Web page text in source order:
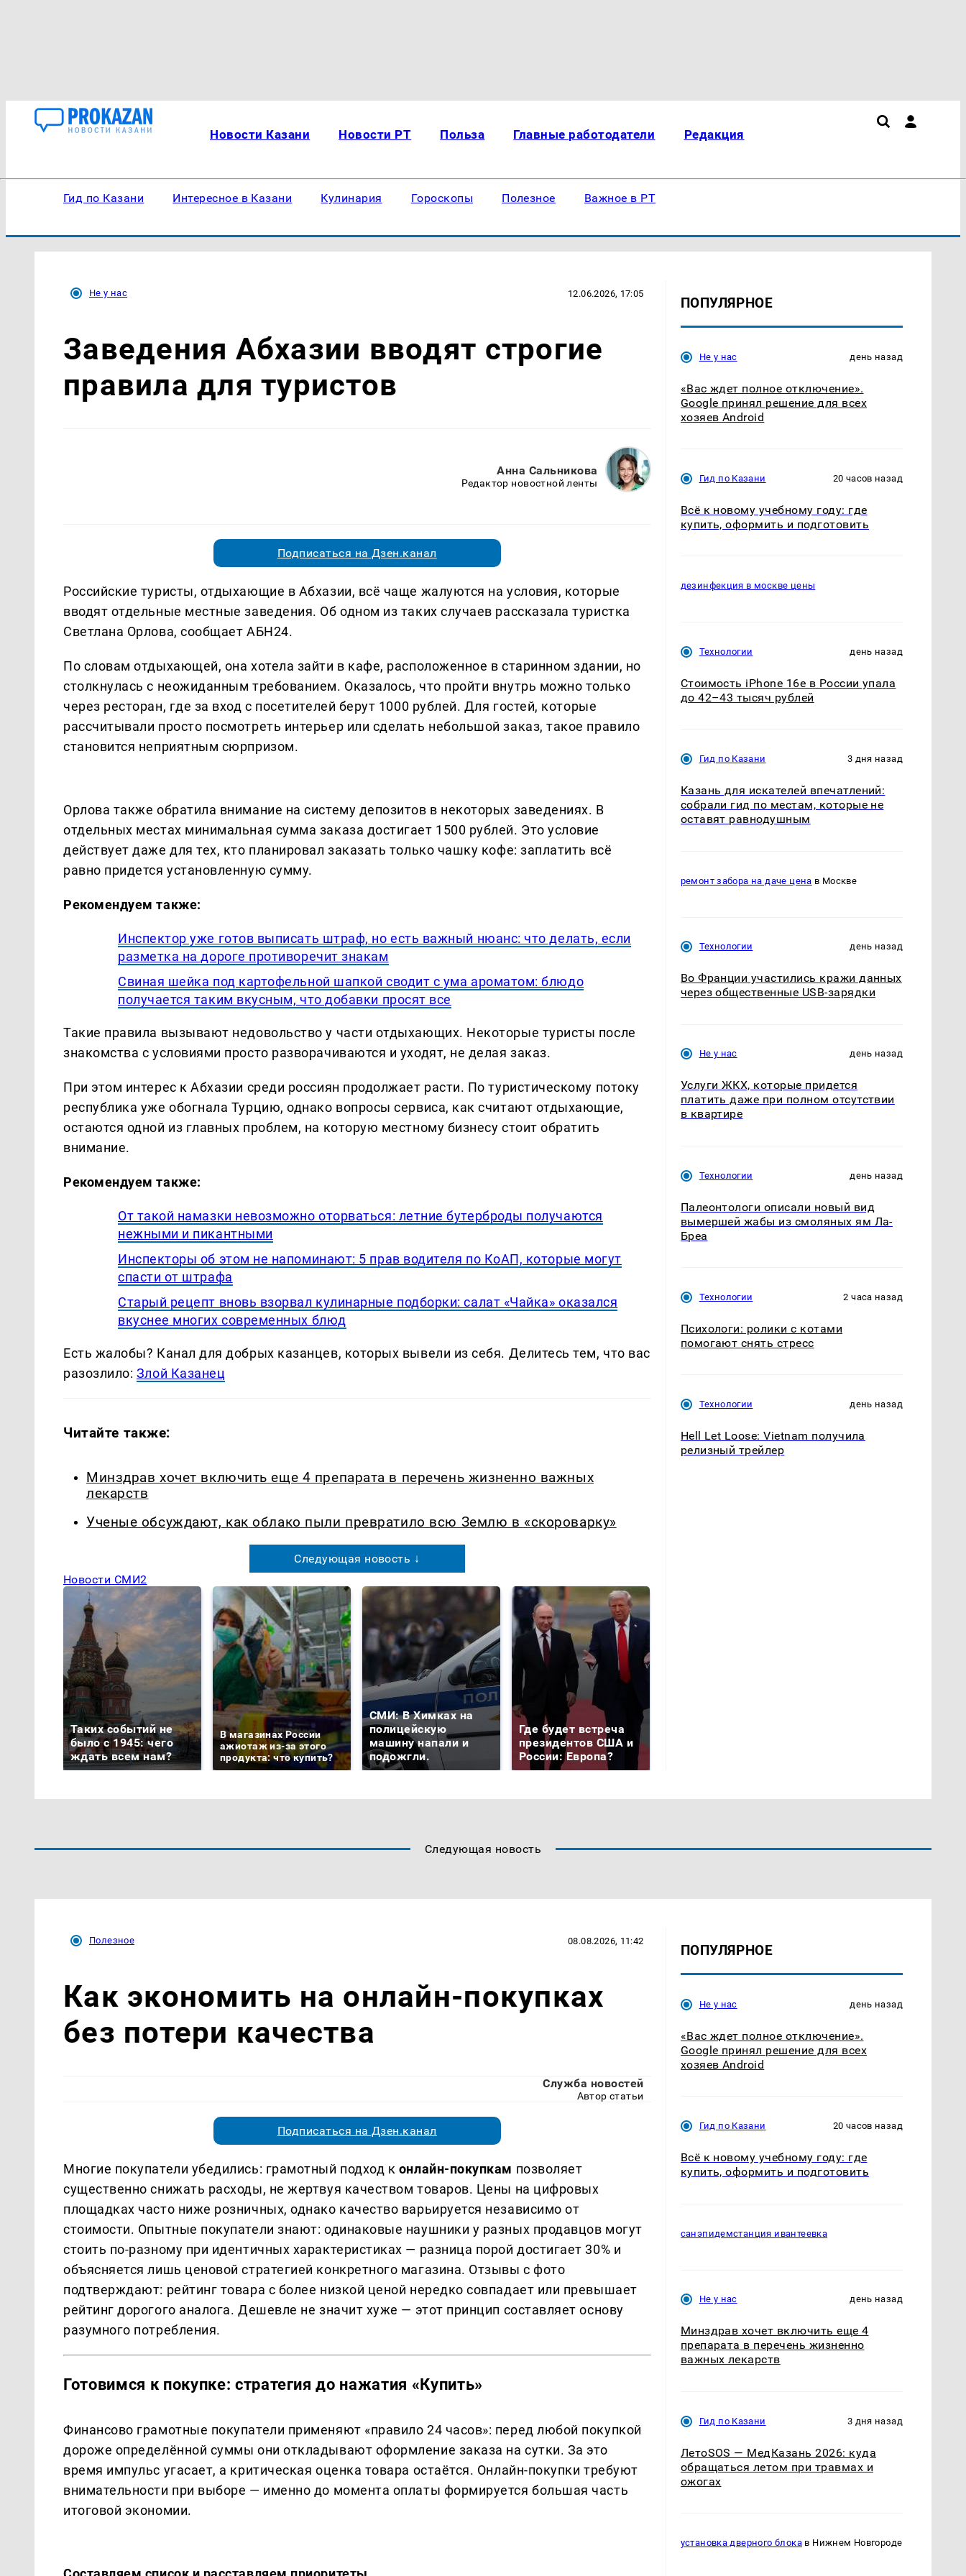
Новости Казани Новости РТ Польза Главные работодатели Редакция
Гид по Казани Интересное в Казани Кулинария Гороскопы Полезное Важное в РТ
Не у нас 12.06.2026, 17:05
Заведения Абхазии вводят строгие
правила для туристов
Анна Сальникова
Редактор новостной ленты
Подписаться на Дзен.канал
Российские туристы, отдыхающие в Абхазии, всё чаще жалуются на условия, которые
вводят отдельные местные заведения. Об одном из таких случаев рассказала туристка
Светлана Орлова, сообщает АБН24.
По словам отдыхающей, она хотела зайти в кафе, расположенное в старинном здании, но
столкнулась с неожиданным требованием. Оказалось, что пройти внутрь можно только
через ресторан, где за вход с посетителей берут 1000 рублей. Для гостей, которые
рассчитывали просто посмотреть интерьер или сделать небольшой заказ, такое правило
становится неприятным сюрпризом.
Орлова также обратила внимание на систему депозитов в некоторых заведениях. В
отдельных местах минимальная сумма заказа достигает 1500 рублей. Это условие
действует даже для тех, кто планировал заказать только чашку кофе: заплатить всё
равно придется установленную сумму.
Рекомендуем также:
Инспектор уже готов выписать штраф, но есть важный нюанс: что делать, если
разметка на дороге противоречит знакам
Свиная шейка под картофельной шапкой сводит с ума ароматом: блюдо
получается таким вкусным, что добавки просят все
Такие правила вызывают недовольство у части отдыхающих. Некоторые туристы после
знакомства с условиями просто разворачиваются и уходят, не делая заказ.
При этом интерес к Абхазии среди россиян продолжает расти. По туристическому потоку
республика уже обогнала Турцию, однако вопросы сервиса, как считают отдыхающие,
остаются одной из главных проблем, на которую местному бизнесу стоит обратить
внимание.
Рекомендуем также:
От такой намазки невозможно оторваться: летние бутерброды получаются
нежными и пикантными
Инспекторы об этом не напоминают: 5 прав водителя по КоАП, которые могут
спасти от штрафа
Старый рецепт вновь взорвал кулинарные подборки: салат «Чайка» оказался
вкуснее многих современных блюд
Есть жалобы? Канал для добрых казанцев, которых вывели из себя. Делитеcь тем, что вас
разозлило: Злой Казанец
Читайте также:
Минздрав хочет включить еще 4 препарата в перечень жизненно важных
лекарств
Ученые обсуждают, как облако пыли превратило всю Землю в «скороварку»
Следующая новость ↓
Новости СМИ2
Таких событий не
было с 1945: чего
ждать всем нам?
В магазинах России
ажиотаж из-за этого
продукта: что купить?
СМИ: В Химках на
полицейскую
машину напали и
подожгли.
Где будет встреча
президентов США и
России: Европа?
ПОПУЛЯРНОЕ
Не у нас день назад
«Вас ждет полное отключение».
Google принял решение для всех
хозяев Android
Гид по Казани 20 часов назад
Всё к новому учебному году: где
купить, оформить и подготовить
дезинфекция в москве цены
Технологии день назад
Стоимость iPhone 16e в России упала
до 42–43 тысяч рублей
Гид по Казани 3 дня назад
Казань для искателей впечатлений:
собрали гид по местам, которые не
оставят равнодушным
ремонт забора на даче цена в Москве
Технологии день назад
Во Франции участились кражи данных
через общественные USB-зарядки
Не у нас день назад
Услуги ЖКХ, которые придется
платить даже при полном отсутствии
в квартире
Технологии день назад
Палеонтологи описали новый вид
вымершей жабы из смоляных ям Ла-
Бреа
Технологии 2 часа назад
Психологи: ролики с котами
помогают снять стресс
Технологии день назад
Hell Let Loose: Vietnam получила
релизный трейлер
Следующая новость
Полезное 08.08.2026, 11:42
Как экономить на онлайн-покупках
без потери качества
Служба новостей
Автор статьи
Подписаться на Дзен.канал
Многие покупатели убедились: грамотный подход к онлайн-покупкам позволяет
существенно снижать расходы, не жертвуя качеством товаров. Цены на цифровых
площадках часто ниже розничных, однако качество варьируется независимо от
стоимости. Опытные покупатели знают: одинаковые наушники у разных продавцов могут
стоить по-разному при идентичных характеристиках — разница порой достигает 30% и
объясняется лишь ценовой стратегией конкретного магазина. Отзывы с фото
подтверждают: рейтинг товара с более низкой ценой нередко совпадает или превышает
рейтинг дорогого аналога. Дешевле не значит хуже — этот принцип составляет основу
разумного потребления.
Готовимся к покупке: стратегия до нажатия «Купить»
Финансово грамотные покупатели применяют «правило 24 часов»: перед любой покупкой
дороже определённой суммы они откладывают оформление заказа на сутки. За это
время импульс угасает, а критическая оценка товара остаётся. Онлайн-покупки требуют
внимательности при выборе — именно до момента оплаты формируется большая часть
итоговой экономии.
ПОПУЛЯРНОЕ
Не у нас день назад
«Вас ждет полное отключение».
Google принял решение для всех
хозяев Android
Гид по Казани 20 часов назад
Всё к новому учебному году: где
купить, оформить и подготовить
санэпидемстанция ивантеевка
Не у нас день назад
Минздрав хочет включить еще 4
препарата в перечень жизненно
важных лекарств
Гид по Казани 3 дня назад
ЛетоSOS — МедКазань 2026: куда
обращаться летом при травмах и
ожогах
установка дверного блокав Нижнем Новгороде